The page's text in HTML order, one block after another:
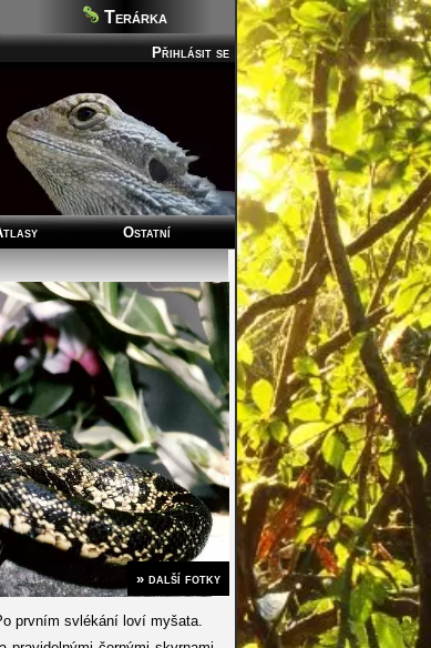
Terárka
Přihlásit se
Ostatní
» další fotky
prvním svlékání loví myšata.